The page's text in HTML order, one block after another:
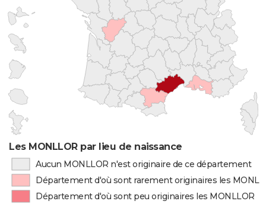
Les MONLLOR par lieu de naissance
Aucun MONLLOR n'est originaire de ce département
Département d'où sont rarement originaires les
Département d'où sont peu originaires les MONLLOR